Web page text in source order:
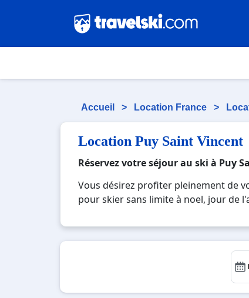
Accueil > Location France >
Location Puy Saint Vincent
Réservez votre séjour au ski à Puy
Vous désirez profiter pleinement de
pour skier sans limite à noel, jour de
réputée et moderne où vous
paysages montagnards. Pour un
pour créer des souvenirs uniques de